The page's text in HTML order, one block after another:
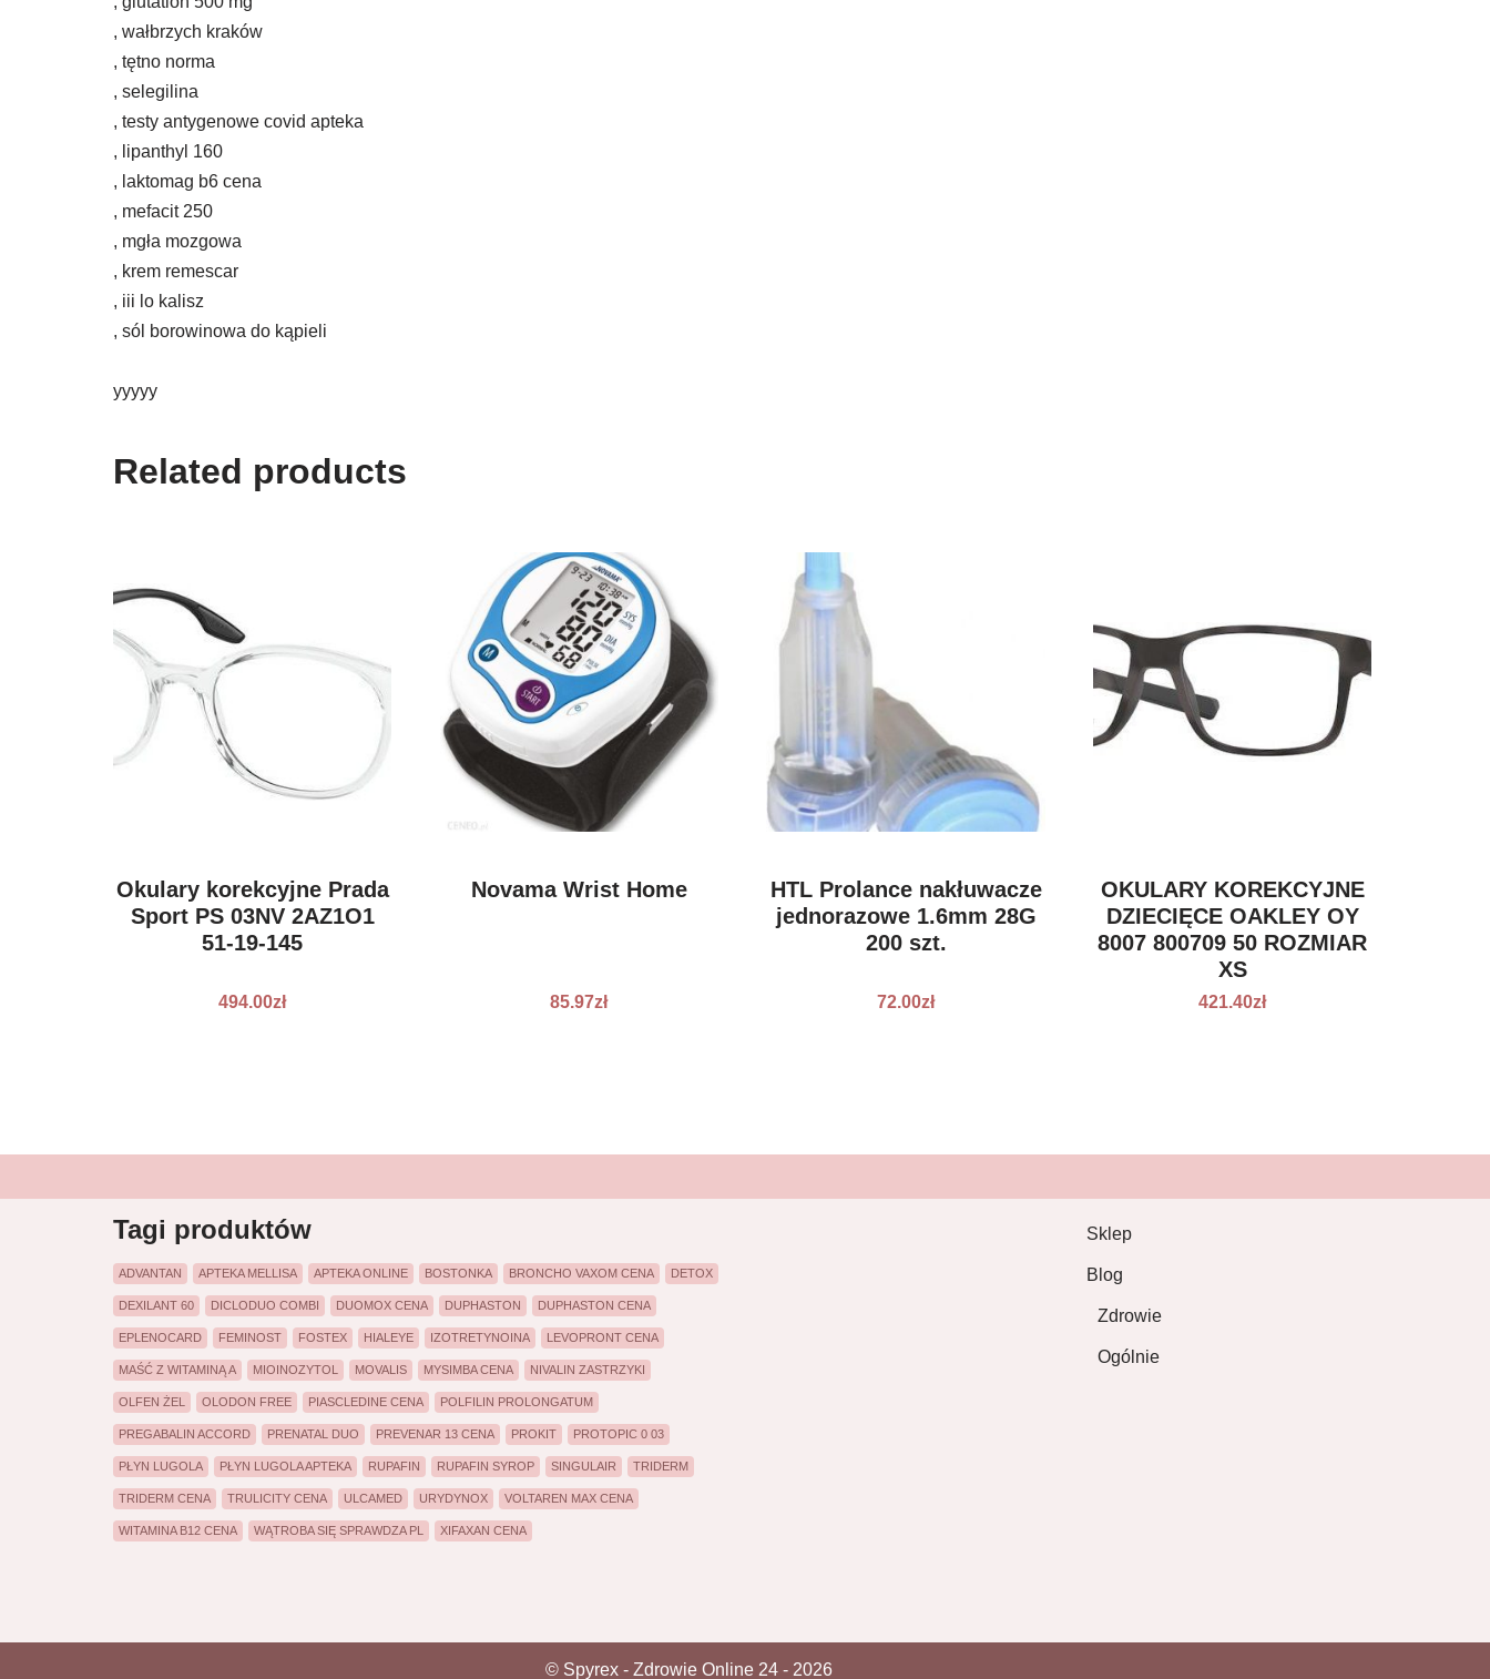
, wałbrzych kraków
, tętno norma
, selegilina
, testy antygenowe covid apteka
, lipanthyl 160
, laktomag b6 cena
, mefacit 250
, mgła mozgowa
, krem remescar
, iii lo kalisz
, sól borowinowa do kąpieli
yyyyy
Related products
Okulary korekcyjne Prada
Sport PS 03NV 2AZ1O1
51-19-145
494.00zł
Novama Wrist Home
85.97zł
HTL Prolance nakłuwacze
jednorazowe 1.6mm 28G
200 szt.
72.00zł
OKULARY KOREKCYJNE
DZIECIĘCE OAKLEY OY
8007 800709 50 ROZMIAR
XS
421.40zł
Tagi produktów
ADVANTAN APTEKA MELLISA APTEKA ONLINE BOSTONKA BRONCHO VAXOM CENA DETOX
DEXILANT 60 DICLODUO COMBI DUOMOX CENA DUPHASTON DUPHASTON CENA
EPLENOCARD FEMINOST FOSTEX HIALEYE IZOTRETYNOINA LEVOPRONT CENA
MAŚĆ Z WITAMINĄ A MIOINOZYTOL MOVALIS MYSIMBA CENA NIVALIN ZASTRZYKI
OLFEN ŻEL OLODON FREE PIASCLEDINE CENA POLFILIN PROLONGATUM
PREGABALIN ACCORD PRENATAL DUO PREVENAR 13 CENA PROKIT PROTOPIC 0 03
PŁYN LUGOLA PŁYN LUGOLA APTEKA RUPAFIN RUPAFIN SYROP SINGULAIR TRIDERM
TRIDERM CENA TRULICITY CENA ULCAMED URYDYNOX VOLTAREN MAX CENA
WITAMINA B12 CENA WĄTROBA SIĘ SPRAWDZA PL XIFAXAN CENA
Sklep
Blog
Zdrowie
Ogólnie
© Spyrex - Zdrowie Online 24 - 2026